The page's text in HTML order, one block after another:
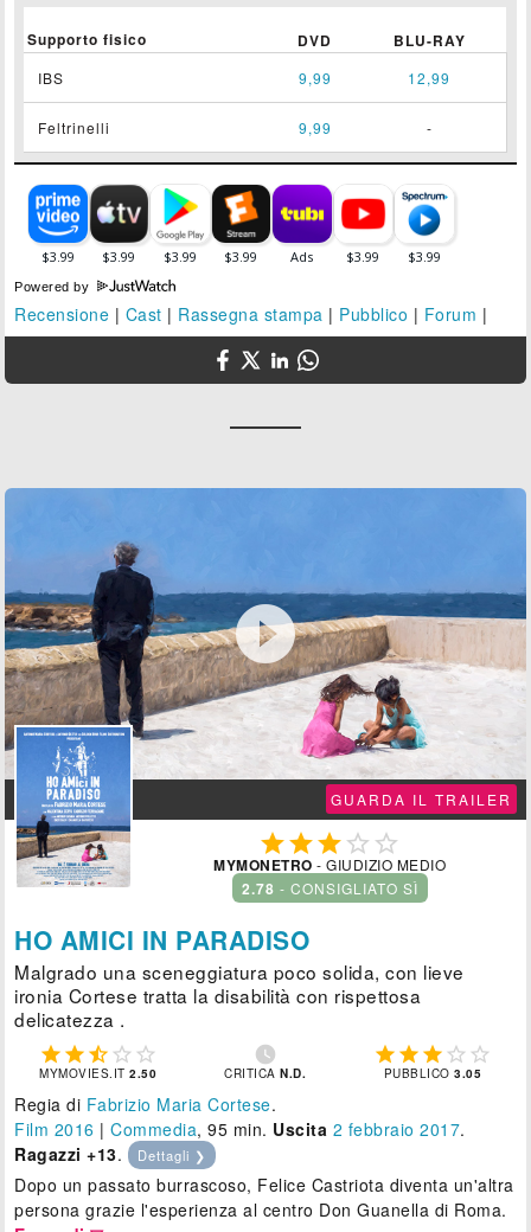
Supporto fisico DVD BLU-RAY
IBS 9,99 12,99
Feltrinelli 9,99 -
Powered by
Recensione | Cast | Rassegna stampa | Pubblico | Forum |

GUARDA IL TRAILER
  
MYMONETRO - GIUDIZIO MEDIO
2.78 - CONSIGLIATO SÌ
HO AMICI IN PARADISO
Malgrado una sceneggiatura poco solida, con lieve
ironia Cortese tratta la disabilità con rispettosa
delicatezza .
    
MYMOVIES.IT2.50

CRITICAN.D.
    
PUBBLICO3.05
Regia di Fabrizio Maria Cortese.
Film 2016 |Commedia, 95 min. Uscita 2 febbraio 2017.
Ragazzi +13. Dettagli ❯
Dopo un passato burrascoso, Felice Castriota diventa un'altra
persona grazie l'esperienza al centro Don Guanella di Roma.